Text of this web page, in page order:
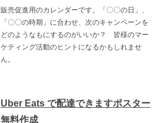
販売促進用のカレンダーです。「〇〇の日」、
「〇〇の時期」に合わせ、次のキャンペーンを
どのようなもにするのがいいか？ 皆様のマー
ケティング活動のヒントになるかもしれませ
ん。
Uber Eats で配達できますポスター
無料作成